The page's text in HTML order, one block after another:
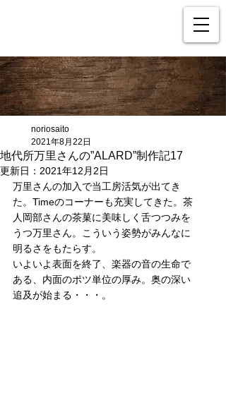
地代所万里さんの”ALARD”制作記17
noriosaito
2021年8月22日
更新日： 2021年12月2日
万里さんの加入で当工房活気が出てき
た。Timeのコーナーも充実してきた。茶
人岡部さんの茶菓に美味しく舌つつみを
うつ万里さん。こういう姿勢がみんなに
明るさをもたらす。
いよいよ表面を終了、楽器の音の生命で
ある、内面のポツ単位の厚み。奥の深い
追及が始まる・・・。